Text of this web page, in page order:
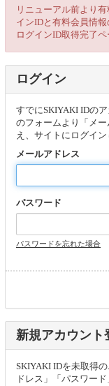
リニューアル前より
インIDと有料会員情
ログインID取得完了ペ
ログイン
すでにSKIYAKI IDの
のフォームより「メ
え、サイトにログイン
メールアドレス
パスワード
パスワードを忘れた場合
新規アカウント
SKIYAKI IDを未取得
ドレス」「パスワー